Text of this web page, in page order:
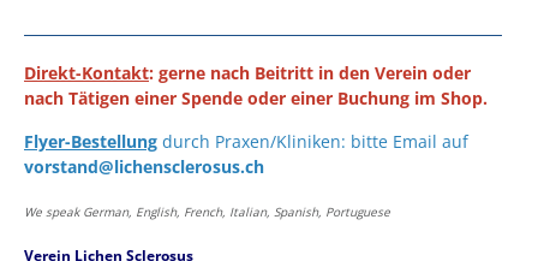
Direkt-Kontakt: gerne nach Beitritt in den Verein oder
nach Tätigen einer Spende oder einer Buchung im Shop.
Flyer-Bestellung durch Praxen/Kliniken: bitte Email auf
vorstand@lichensclerosus.ch
We speak German, English, French, Italian, Spanish, Portuguese
Verein Lichen Sclerosus